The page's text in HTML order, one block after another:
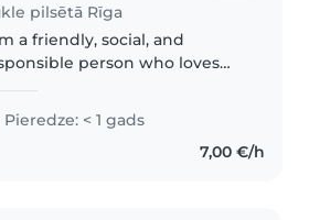
pilsētā Rīga
a friendly, social, and
person who loves
environment. I have
experience working
Pieredze: < 1 gads
7,00 €/h